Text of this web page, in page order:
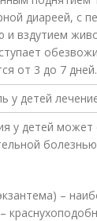
диареей, с
вздутием
от 3 до 7 дней.
у детей
–